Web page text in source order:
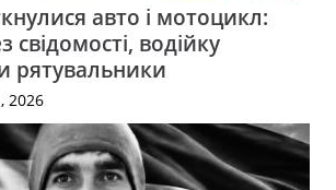
авто і мотоцикл:
свідомості, водійку
рятувальники
2026